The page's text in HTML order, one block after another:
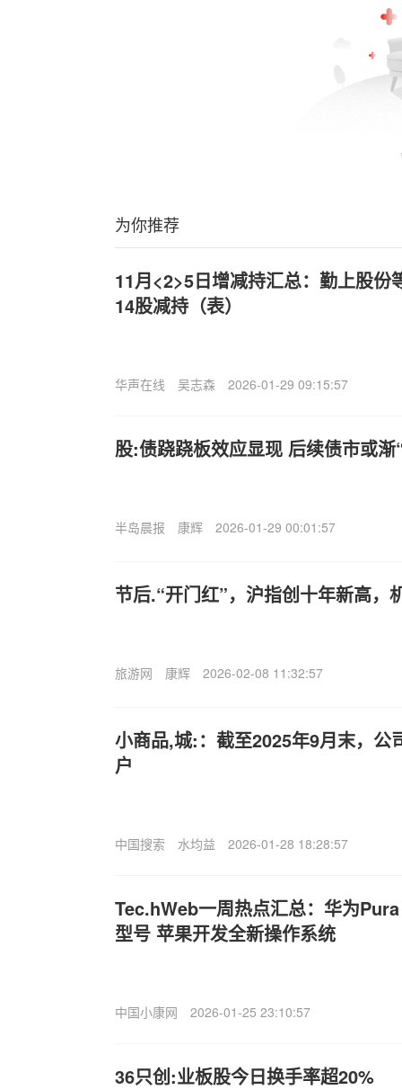
为你推荐
11月<2>5日增减持汇总：勤上股份
14股减持（表）
华声在线 吴志森 2026-01-29 09:15:57
股:债跷跷板效应显现 后续债市或渐
半岛晨报 康辉 2026-01-29 00:01:57
节后.“开门红”，沪指创十年新高，
旅游网 康辉 2026-02-08 11:32:57
小商品,城:：截至2025年9月末，公
户
中国搜索 水均益 2026-01-28 18:28:57
Tec.hWeb一周热点汇总：华为
型号 苹果开发全新操作系统
中国小康网 2026-01-25 23:10:57
36只创:业板股今日换手率超20%